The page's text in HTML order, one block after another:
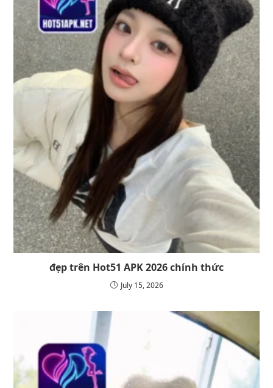
đẹp trên Hot51 APK 2026 chính thức
July 15, 2026